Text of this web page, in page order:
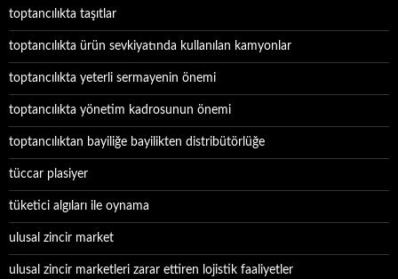
toptancılıkta taşıtlar
toptancılıkta ürün sevkiyatında kullanılan kamyonlar
toptancılıkta yeterli sermayenin önemi
toptancılıkta yönetim kadrosunun önemi
toptancılıktan bayiliğe bayilikten distribütörlüğe
tüccar plasiyer
tüketici algıları ile oynama
ulusal zincir market
ulusal zincir marketleri zarar ettiren lojistik faaliyetler